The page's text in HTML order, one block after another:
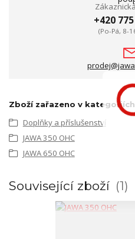
+420
(Po-Pá, 8-
Zboží zařazeno v kategoriích
Doplňky a příslušenství
JAWA 350 OHC
JAWA 650 OHC
Související zboží 1